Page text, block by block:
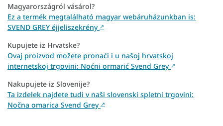
Magyarországról vásárol?
Ez a termék megtalálható magyar webáruházunkban is:
SVEND GREY éjjeliszekrény ↗
Kupujete iz Hrvatske?
Ovaj proizvod možete pronaći i u našoj hrvatskoj
internetskoj trgovini: Noćni ormarić Svend Grey ↗
Nakupujete iz Slovenije?
Ta izdelek najdete tudi v naši slovenski spletni trgovini:
Nočna omarica Svend Grey ↗